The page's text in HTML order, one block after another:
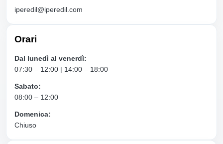
iperedil@iperedil.com
Orari
Dal lunedì al venerdì:
07:30 – 12:00 | 14:00 – 18:00
Sabato:
08:00 – 12:00
Domenica:
Chiuso